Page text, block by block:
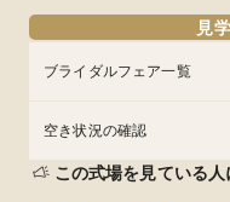
見
ブライダルフェア一覧
空き状況の確認
この式場を見ている人